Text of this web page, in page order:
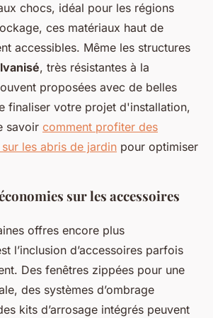
chocs, idéal pour les régions
ces matériaux haut de
accessibles. Même les structures
, très résistantes à la
proposées avec de belles
finaliser votre projet d'installation,
savoir comment profiter des
les abris de jardin pour optimiser
sur les accessoires
offres encore plus
l’inclusion d’accessoires parfois
Des fenêtres zippées pour une
des systèmes d’ombrage
kits d’arrosage intégrés peuvent